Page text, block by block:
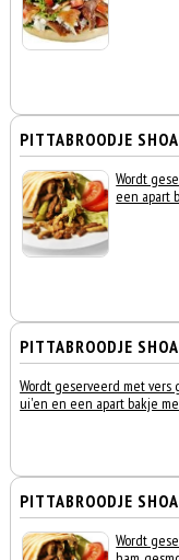
PITTABROODJE
Wordt
een apart
PITTABROODJE
Wordt geserveerd met vers
ui'en en een apart bakje
PITTABROODJE
Wordt